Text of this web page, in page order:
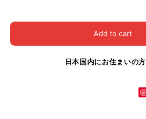
Add to cart
日本国内にお住まいの